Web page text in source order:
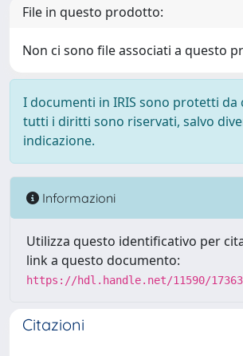
File in questo prodotto:
Non ci sono file associati a questo
I documenti in IRIS sono protetti da
tutti i diritti sono riservati, salvo
indicazione.
Informazioni
Utilizza questo identificativo per
link a questo documento:
https://hdl.handle.net/11590/
Citazioni